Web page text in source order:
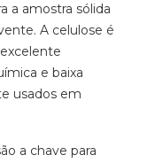
a amostra sólida
A celulose é
e baixa
usados em
a chave para